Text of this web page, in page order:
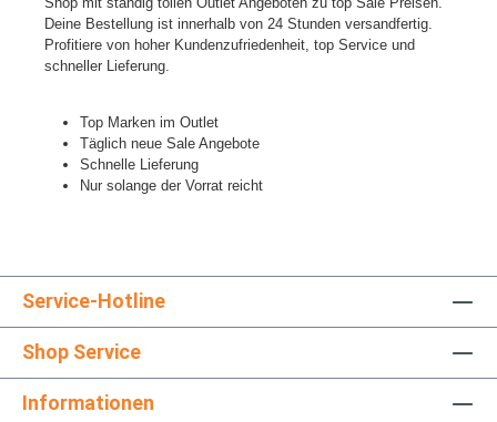
Deine Bestellung ist innerhalb von 24 Stunden versandfertig.
Profitiere von hoher Kundenzufriedenheit, top Service und
schneller Lieferung.
Top Marken im Outlet
Täglich neue Sale Angebote
Schnelle Lieferung
Nur solange der Vorrat reicht
Service-Hotline
Shop Service
Informationen